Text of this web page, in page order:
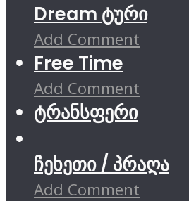
Dream ტური
Add Comment
Free Time
Add Comment
ტრანსფერი
ჩეხეთი / პრაღა
Add Comment